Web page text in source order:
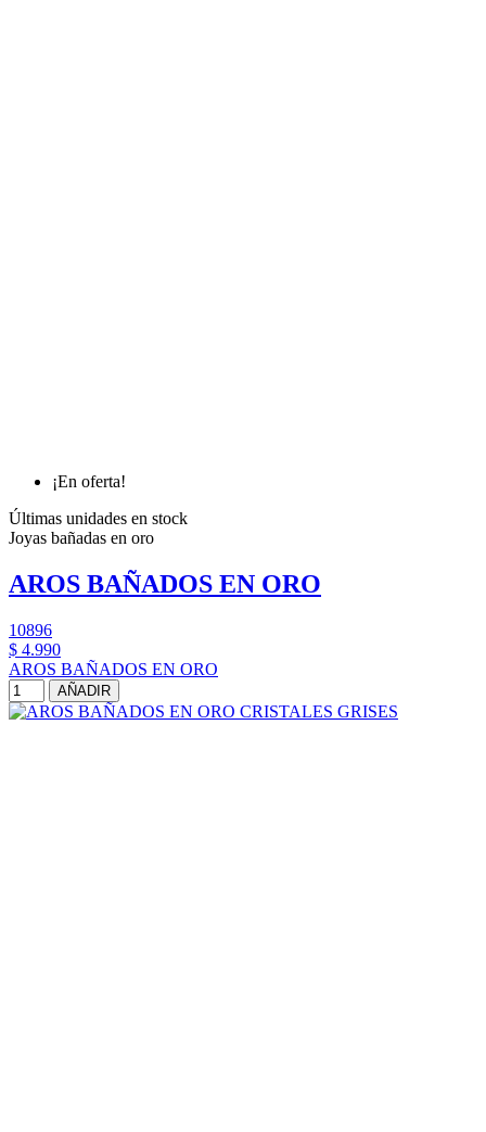
¡En oferta!
Últimas unidades en stock
Joyas bañadas en oro
AROS BAÑADOS EN ORO
10896
$ 4.990
AROS BAÑADOS EN ORO
AÑADIR